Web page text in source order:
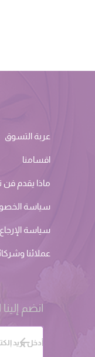
عربة التسوق
اقسامنا
ماذا يقدم فن
سياسة
سياسة
عملائنا
انضم